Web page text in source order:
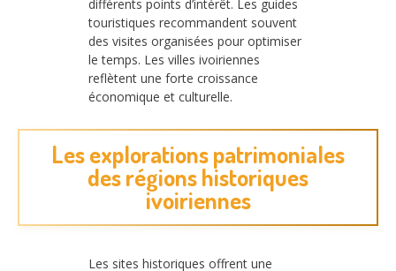
différents points d’intérêt. Les guides
touristiques recommandent souvent
des visites organisées pour optimiser
le temps. Les villes ivoiriennes
reflètent une forte croissance
économique et culturelle.
Les explorations patrimoniales
des régions historiques
ivoiriennes
Les sites historiques offrent une